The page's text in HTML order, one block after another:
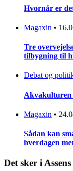
Hvornår er
Magaxin •
Tre
tilbygning til
Debat og
Akvakulturen
Magaxin •
Sådan kan
hverdagen
Det sker i Assens